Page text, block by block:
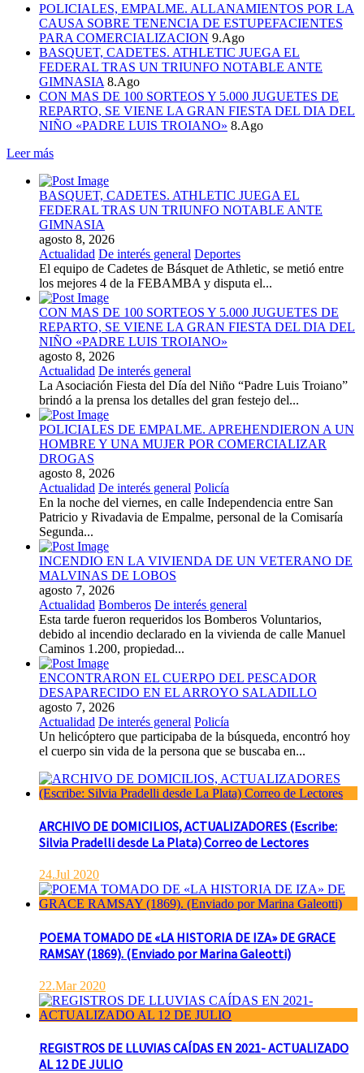
POLICIALES, EMPALME. ALLANAMIENTOS POR LA
CAUSA SOBRE TENENCIA DE ESTUPEFACIENTES
PARA COMERCIALIZACION 9.Ago
BASQUET, CADETES. ATHLETIC JUEGA EL
FEDERAL TRAS UN TRIUNFO NOTABLE ANTE
GIMNASIA 8.Ago
CON MAS DE 100 SORTEOS Y 5.000 JUGUETES DE
REPARTO, SE VIENE LA GRAN FIESTA DEL DIA DEL
NIÑO «PADRE LUIS TROIANO» 8.Ago
Leer más
BASQUET, CADETES. ATHLETIC JUEGA EL
FEDERAL TRAS UN TRIUNFO NOTABLE ANTE
GIMNASIA
agosto 8, 2026
Actualidad De interés general Deportes
El equipo de Cadetes de Básquet de Athletic, se metió entre
los mejores 4 de la FEBAMBA y disputa el...
CON MAS DE 100 SORTEOS Y 5.000 JUGUETES DE
REPARTO, SE VIENE LA GRAN FIESTA DEL DIA DEL
NIÑO «PADRE LUIS TROIANO»
agosto 8, 2026
Actualidad De interés general
La Asociación Fiesta del Día del Niño “Padre Luis Troiano”
brindó a la prensa los detalles del gran festejo del...
POLICIALES DE EMPALME. APREHENDIERON A UN
HOMBRE Y UNA MUJER POR COMERCIALIZAR
DROGAS
agosto 8, 2026
Actualidad De interés general Policía
En la noche del viernes, en calle Independencia entre San
Patricio y Rivadavia de Empalme, personal de la Comisaría
Segunda...
INCENDIO EN LA VIVIENDA DE UN VETERANO DE
MALVINAS DE LOBOS
agosto 7, 2026
Actualidad Bomberos De interés general
Esta tarde fueron requeridos los Bomberos Voluntarios,
debido al incendio declarado en la vivienda de calle Manuel
Caminos 1.200, propiedad...
ENCONTRARON EL CUERPO DEL PESCADOR
DESAPARECIDO EN EL ARROYO SALADILLO
agosto 7, 2026
Actualidad De interés general Policía
Un helicóptero que participaba de la búsqueda, encontró hoy
el cuerpo sin vida de la persona que se buscaba en...
ARCHIVO DE DOMICILIOS, ACTUALIZADORES (Escribe:
Silvia Pradelli desde La Plata) Correo de Lectores
24.Jul 2020
POEMA TOMADO DE «LA HISTORIA DE IZA» DE GRACE
RAMSAY (1869). (Enviado por Marina Galeotti)
22.Mar 2020
REGISTROS DE LLUVIAS CAÍDAS EN 2021- ACTUALIZADO
AL 12 DE JULIO